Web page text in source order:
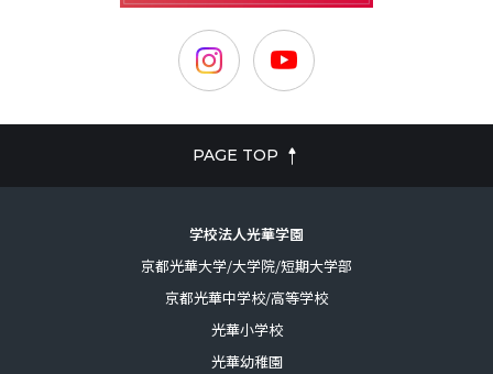
PAGE TOP
学校法人光華学園
京都光華大学/大学院/短期大学部
京都光華中学校/高等学校
光華小学校
光華幼稚園